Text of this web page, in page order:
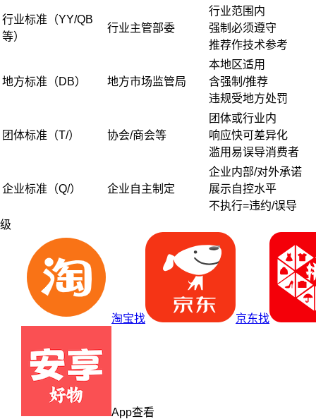
行业标准（YY/QB
等）
行业主管部委
行业范围内
强制必须遵守
推荐作技术参考
地方标准（DB） 地方市场监管局
本地区适用
含强制/推荐
违规受地方处罚
团体标准（T/） 协会/商会等
团体或行业内
响应快可差异化
滥用易误导消费者
企业标准（Q/） 企业自主制定
企业内部/对外承诺
展示自控水平
不执行=违约/误导
级
淘宝找 京东找
App查看